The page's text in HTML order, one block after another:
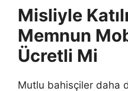
Misliyle
Memnun
Ücretli Mi
Mutlu bahisçiler daha